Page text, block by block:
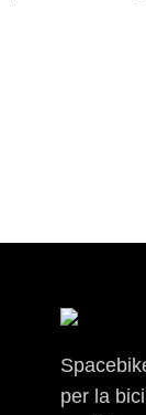
per la